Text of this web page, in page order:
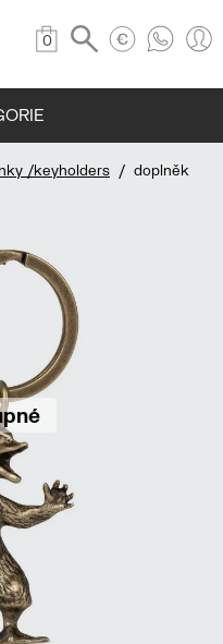
0
/keyholders / doplněk